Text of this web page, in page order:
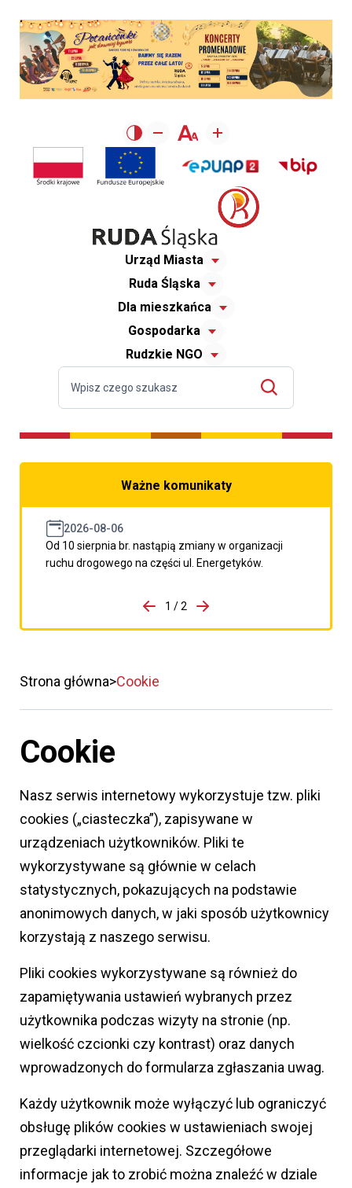
Urząd Miasta
Ruda Śląska
Dla mieszkańca
Gospodarka
Rudzkie NGO
Ważne komunikaty
2026-08-06
Od 10 sierpnia br. nastąpią zmiany w organizacji
ruchu drogowego na części ul. Energetyków.
porzpedniego komunikatu
1 / 2
Przejdź do następnego
Strona główna Cookie
Cookie
Nasz serwis internetowy wykorzystuje tzw. pliki
cookies („ciasteczka”), zapisywane w
urządzeniach użytkowników. Pliki te
wykorzystywane są głównie w celach
statystycznych, pokazujących na podstawie
anonimowych danych, w jaki sposób użytkownicy
korzystają z naszego serwisu.
Pliki cookies wykorzystywane są również do
zapamiętywania ustawień wybranych przez
użytkownika podczas wizyty na stronie (np.
wielkość czcionki czy kontrast) oraz danych
wprowadzonych do formularza zgłaszania uwag.
Każdy użytkownik może wyłączyć lub ograniczyć
obsługę plików cookies w ustawieniach swojej
przeglądarki internetowej. Szczegółowe
informacje jak to zrobić można znaleźć w dziale